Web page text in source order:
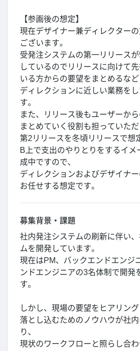
【参画後の想定】
現在デザイナー兼ディレクター
ございます。
受発注システムの第一リリース
しているのでリリースに向けて
いる方からの要望をまとめるなど
ディレクションに近しい業務を
す。
また、リリース後もユーザーか
まとめていく役割も担っていただ
第2リリースを冬頃リリースで想
B上で支出のやりとりをするイメ
成中ですので、
ディレクションおよびデザイナ
お任せする想定です。
募集背景・課題
社内発注システムの刷新に伴い
ムを開発しています。
現在はPM、バックエンドエンジ
ンドエンジニアの3名体制で開発
す。
しかし、現場の要望をヒアリン
落とし込むためのノウハウが社
り、
現状のワークフローと照らし合